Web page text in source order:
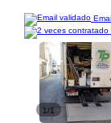
1/1